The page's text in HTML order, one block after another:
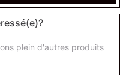
plein d'autres produits